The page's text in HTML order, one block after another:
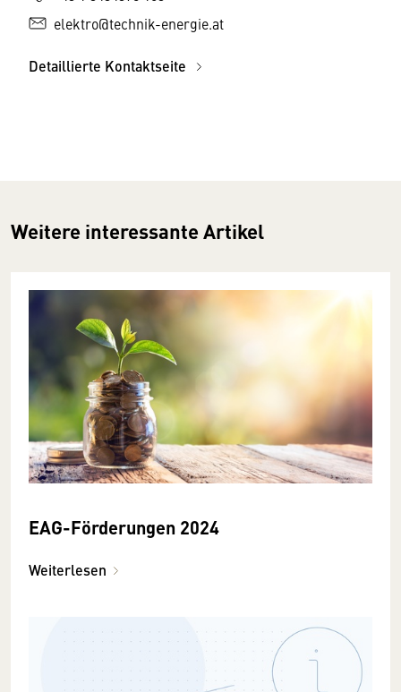
elektro@technik-energie.at
Detaillierte Kontaktseite
Weitere interessante Artikel
EAG-Förderungen 2024
Weiterlesen